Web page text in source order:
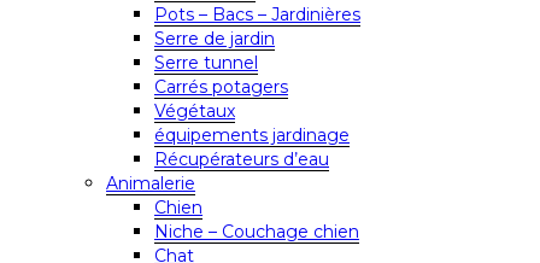
Pots – Bacs – Jardinières
Serre de jardin
Serre tunnel
Carrés potagers
Végétaux
équipements jardinage
Récupérateurs d’eau
Animalerie
Chien
Niche – Couchage chien
Chat